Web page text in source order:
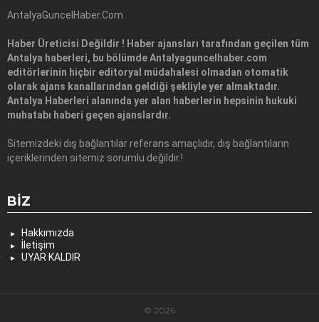
AntalyaGuncelHaber.Com
Haber Üreticisi Değildir ! Haber ajansları tarafından geçilen tüm
Antalya haberleri, bu bölümde Antalyaguncelhaber.com
editörlerinin hiçbir editoryal müdahalesi olmadan otomatik
olarak ajans kanallarından geldiği şekliyle yer almaktadır.
Antalya Haberleri alanında yer alan haberlerin hepsinin hukuki
muhatabı haberi geçen ajanslardır.
Sitemizdeki dış bağlantılar referans amaçlıdır, dış bağlantıların
içeriklerinden sitemiz sorumlu değildir.!
BIZ
Hakkımızda
İletişim
UYAR KALDIR
© 2026